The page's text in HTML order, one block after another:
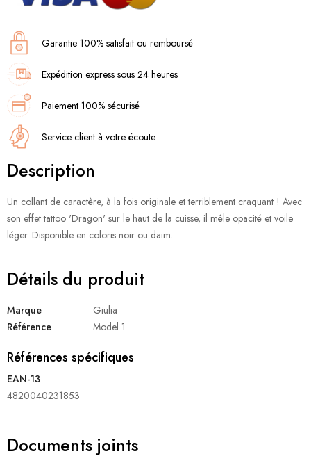
Garantie 100% satisfait ou remboursé
Expédition express sous 24 heures
Paiement 100% sécurisé
Service client à votre écoute
Description
Un collant de caractère, à la fois originale et terriblement craquant ! Avec
son effet tattoo 'Dragon' sur le haut de la cuisse, il mêle opacité et voile
léger. Disponible en coloris noir ou daim.
Détails du produit
Marque
Giulia
Référence
Model 1
Références spécifiques
EAN-13
4820040231853
Documents joints